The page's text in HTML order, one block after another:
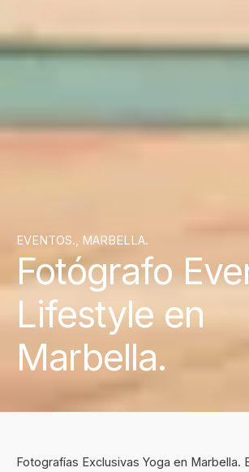
EVENTOS., MARBELLA.
Fotógrafo
Lifestyle en
Marbella.
Fotografías Exclusivas Yoga en Marbella.